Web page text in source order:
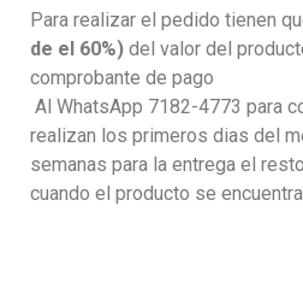
Para realizar el pedido tienen
de el 60%) del valor del
comprobante de pago
Al WhatsApp 7182-4773 para
realizan los primeros dias del
semanas para la entrega el
cuando el producto se